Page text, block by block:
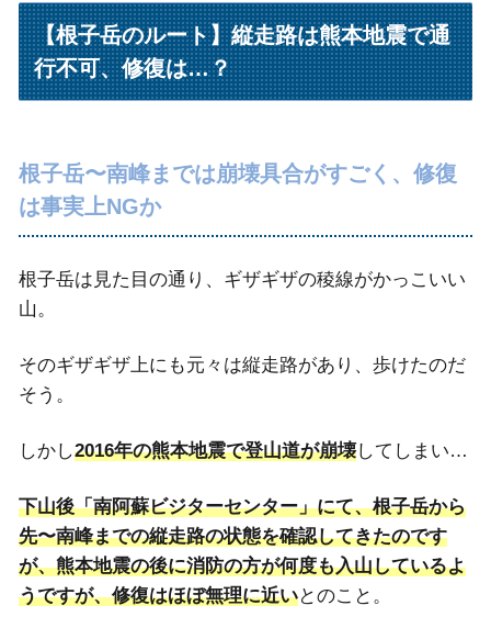
【根子岳のルート】縦走路は熊本地震で通
行不可、修復は…？
根子岳〜南峰までは崩壊具合がすごく、修復
は事実上NGか
根子岳は見た目の通り、ギザギザの稜線がかっこいい
山。
そのギザギザ上にも元々は縦走路があり、歩けたのだ
そう。
しかし2016年の熊本地震で登山道が崩壊してしまい…
下山後「南阿蘇ビジターセンター」にて、根子岳から
先〜南峰までの縦走路の状態を確認してきたのです
が、熊本地震の後に消防の方が何度も入山しているよ
うですが、修復はほぼ無理に近いとのこと。